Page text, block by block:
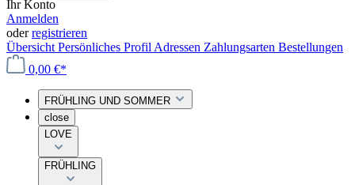
Ihr Konto
Anmelden
oderregistrieren
Übersicht Persönliches Profil Adressen Zahlungsarten Bestellungen
0,00 €*
FRÜHLING UND SOMMER
close
LOVE
FRÜHLING